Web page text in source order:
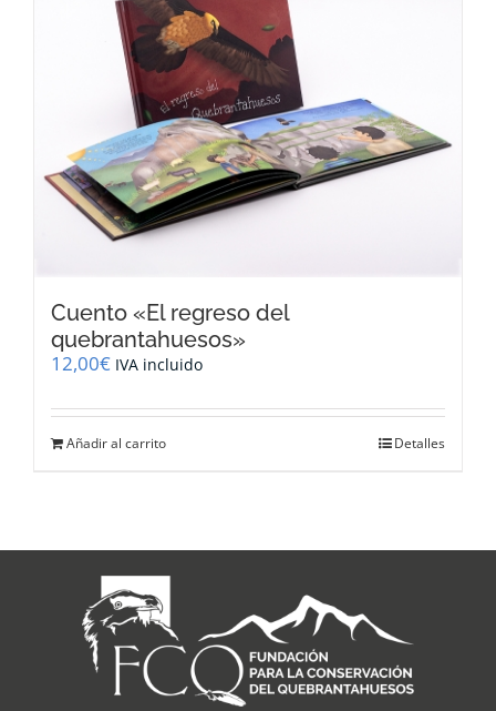
Cuento «El regreso del
quebrantahuesos»
12,00€ IVA incluido
Añadir al carrito Detalles